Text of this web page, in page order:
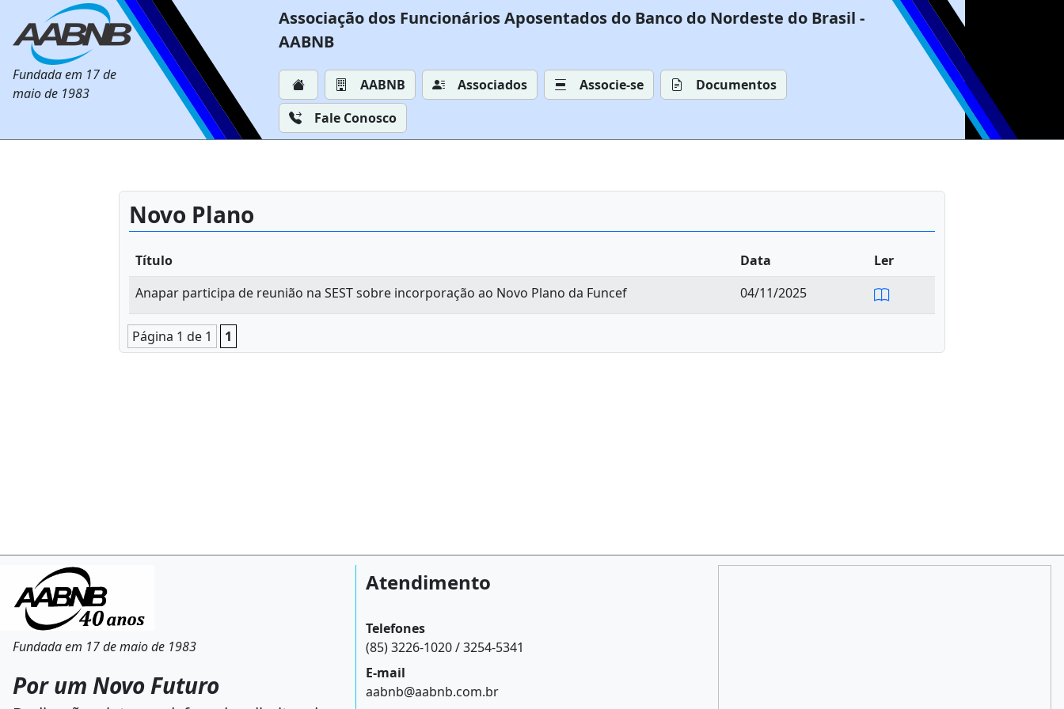
Fundada em 17 de
maio de 1983
Associação dos Funcionários Aposentados do Banco do Nordeste do Brasil -
AABNB
AABNB Associados Associe-se
Documentos
Fale Conosco
Novo Plano
Título Data
Ler
Anapar participa de reunião na SEST sobre incorporação ao Novo Plano da Funcef
04/11/2025
Página 1 de 1 1
Fundada em 17 de maio de 1983
Por um Novo Futuro
Atendimento
Telefones
(85) 3226-1020 / 3254-5341
E-mail
aabnb@aabnb.com.br